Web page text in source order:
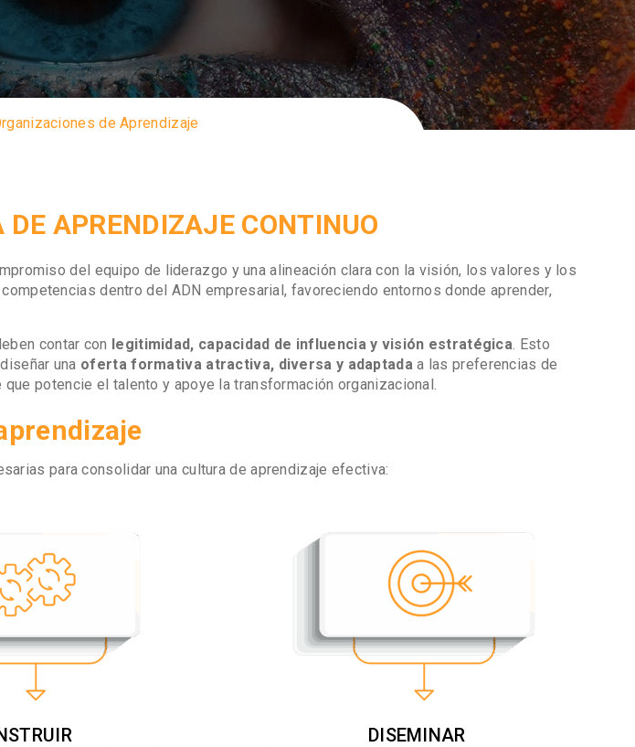
de Aprendizaje
APRENDIZAJE CONTINUO
del equipo de liderazgo y una alineación clara con la visión, los valores y los
dentro del ADN empresarial, favoreciendo entornos donde aprender,
contar con legitimidad, capacidad de influencia y visión estratégica. Esto
una oferta formativa atractiva, diversa y adaptadaa las preferencias de
potencie el talento y apoye la transformación organizacional.
para consolidar una cultura de aprendizaje efectiva:
DISEMINAR